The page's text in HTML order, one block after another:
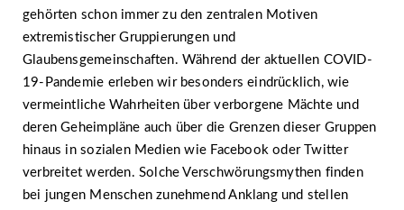
gehörten schon immer zu den zentralen Motiven
extremistischer Gruppierungen und
Glaubensgemeinschaften. Während der aktuellen COVID-
19-Pandemie erleben wir besonders eindrücklich, wie
vermeintliche Wahrheiten über verborgene Mächte und
deren Geheimpläne auch über die Grenzen dieser Gruppen
hinaus in sozialen Medien wie Facebook oder Twitter
verbreitet werden. Solche Verschwörungsmythen finden
bei jungen Menschen zunehmend Anklang und stellen